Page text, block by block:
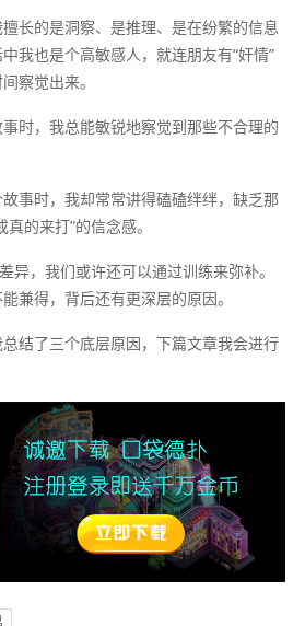
长的是洞察、是推理、是在纷繁的信息
我也是个高敏感人，就连朋友有“奸情”
察觉出来。
时，我总能敏锐地察觉到那些不合理的
事时，我却常常讲得磕磕绊绊，缺乏那
的来打”的信念感。
异，我们或许还可以通过训练来弥补。
兼得，背后还有更深层的原因。
结了三个底层原因，下篇文章我会进行